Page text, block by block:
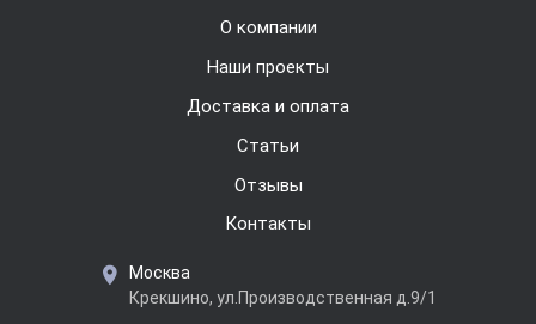
О компании
Наши проекты
Доставка и оплата
Cтатьи
Отзывы
Контакты
Москва
Крекшино, ул.Производственная д.9/1